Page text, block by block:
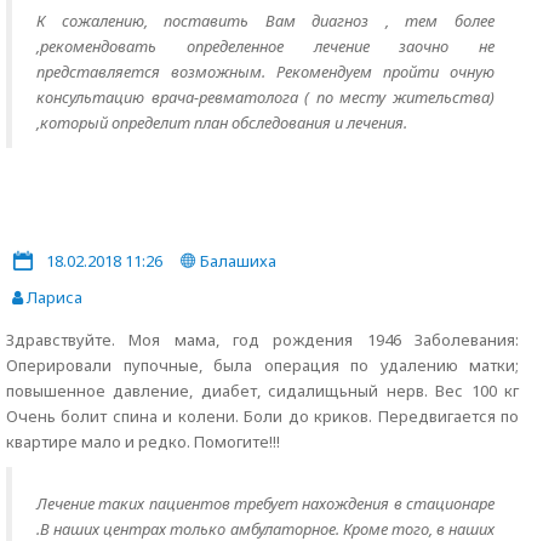
К сожалению, поставить Вам диагноз , тем более
,рекомендовать определенное лечение заочно не
представляется возможным. Рекомендуем пройти очную
консультацию врача-ревматолога ( по месту жительства)
,который определит план обследования и лечения.
18.02.2018 11:26
Балашиха
Лариса
Здравствуйте. Моя мама, год рождения 1946 Заболевания:
Оперировали пупочные, была операция по удалению матки;
повышенное давление, диабет, сидалищьный нерв. Вес 100 кг
Очень болит спина и колени. Боли до криков. Передвигается по
квартире мало и редко. Помогите!!!
Лечение таких пациентов требует нахождения в стационаре
.В наших центрах только амбулаторное. Кроме того, в наших